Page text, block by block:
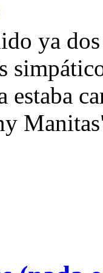
ya
estaba